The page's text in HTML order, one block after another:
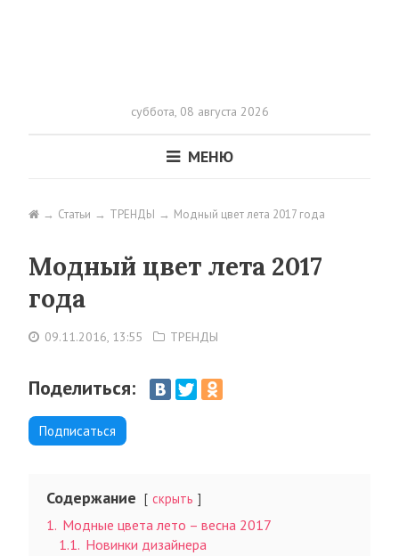
суббота,08 августа 2026
МЕНЮ
Статьи ТРЕНДЫ Модный цвет лета 2017 года
Модный цвет лета 2017
года
09.11.2016, 13:55 ТРЕНДЫ
Поделиться:
Подписаться
Содержание скрыть
1. Модные цвета лето – весна 2017
1.1. Новинки дизайнера